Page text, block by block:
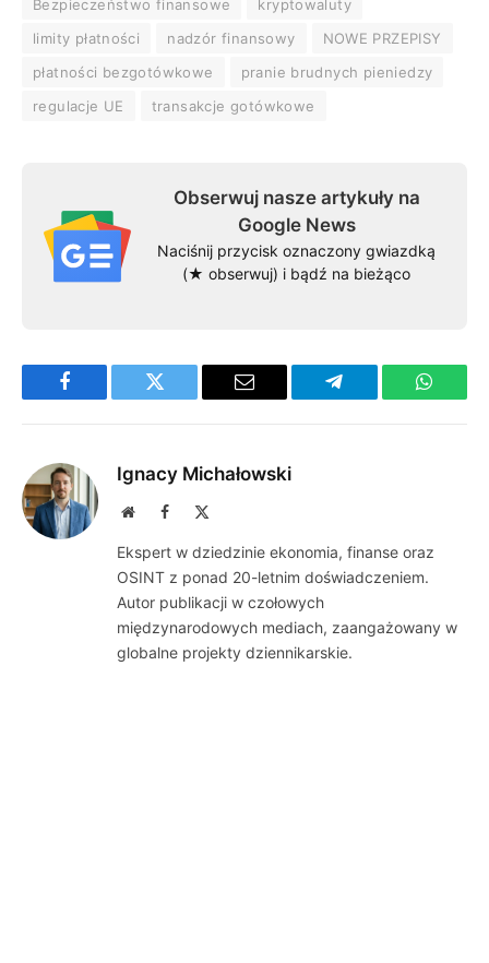
Bezpieczeństwo finansowe
kryptowaluty
limity płatności
nadzór finansowy
NOWE PRZEPISY
płatności bezgotówkowe
pranie brudnych pieniedzy
regulacje UE
transakcje gotówkowe
Obserwuj nasze artykuły na
Google News
Naciśnij przycisk oznaczony gwiazdką
(★ obserwuj) i bądź na bieżąco
Facebook Twitter Email Telegram
Ignacy Michałowski
WebsiteFacebook
Ekspert w dziedzinie ekonomia, finanse oraz
OSINT z ponad 20-letnim doświadczeniem.
Autor publikacji w czołowych
międzynarodowych mediach, zaangażowany w
globalne projekty dziennikarskie.